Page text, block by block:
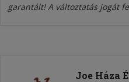
garantált! A változtatás jogát
Joe Háza